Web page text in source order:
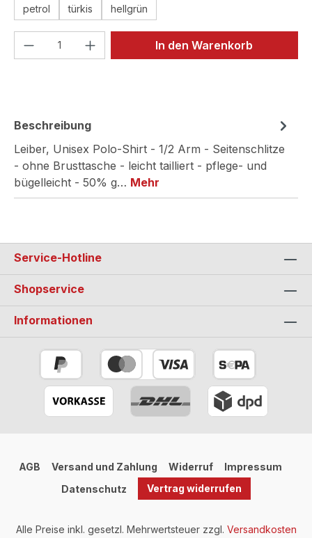
petrol
türkis hellgrün
Produkt Anzahl: Gib denIn den Warenkorb
Beschreibung
Leiber, Unisex Polo-Shirt - 1/2 Arm - Seitenschlitze
- ohne Brusttasche - leicht tailliert - pflege- und
bügelleicht - 50% g… Mehr
Service-Hotline
Shopservice
Informationen
AGB Versand und Zahlung Widerruf
Impressum
Datenschutz
Vertrag widerrufen
Alle Preise inkl. gesetzl. Mehrwertsteuer zzgl. Versandkosten